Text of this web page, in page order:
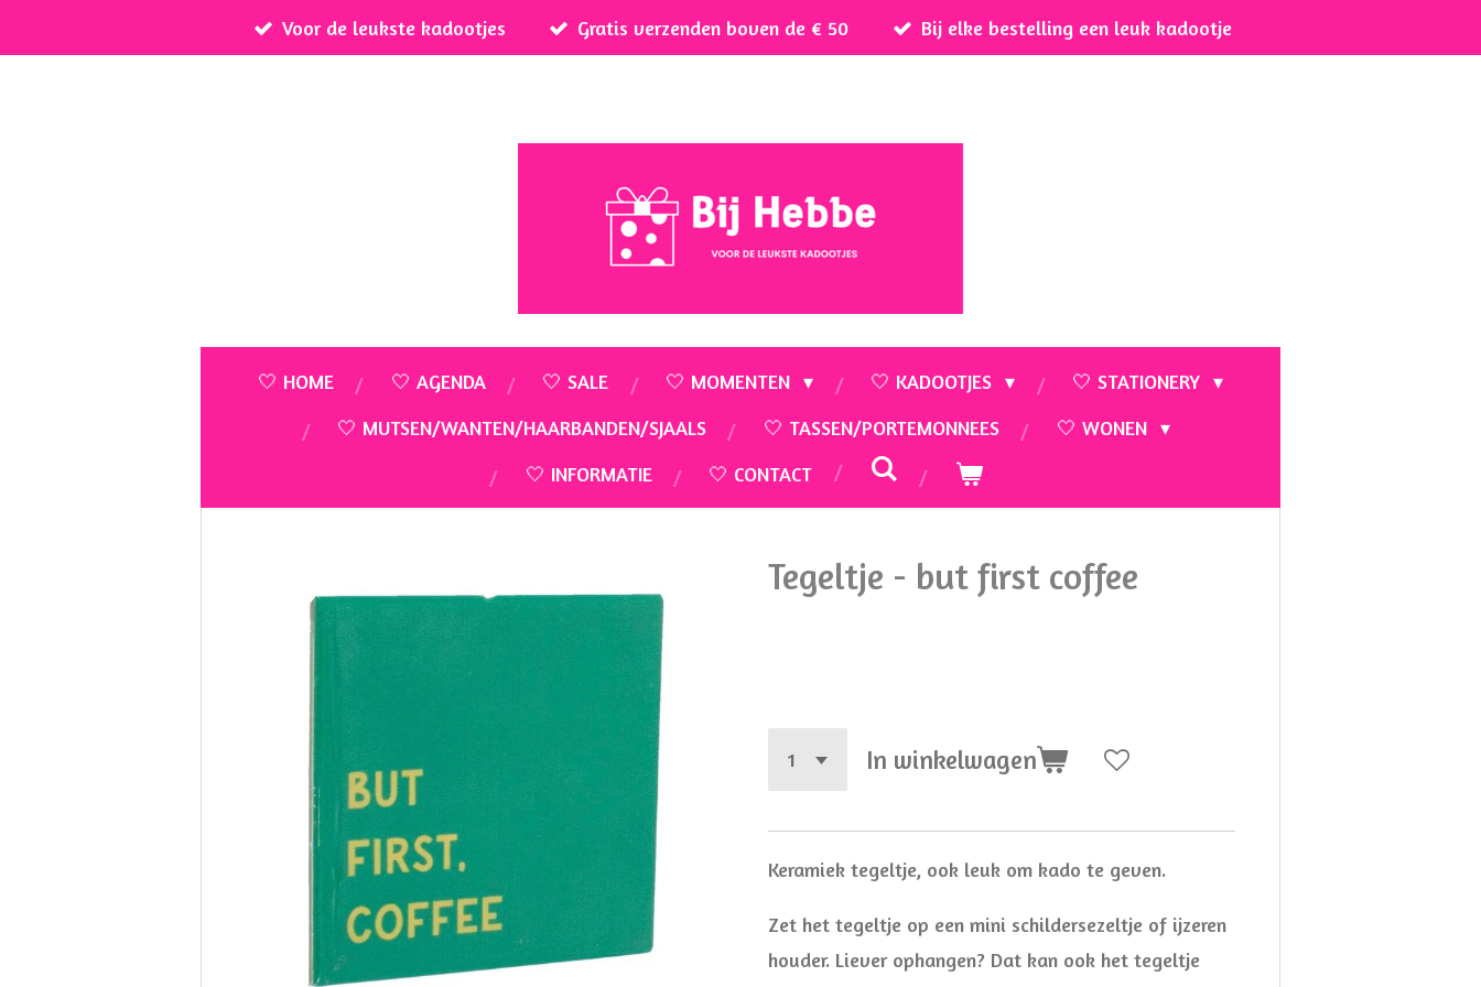
Voor de leukste kadootjes Gratis verzenden boven de € 50 Bij elke bestelling een leuk kadootje
🤍 HOME 🤍 AGENDA 🤍 SALE 🤍 MOMENTEN 🤍 KADOOTJES
🤍 STATIONERY
🤍 MUTSEN/WANTEN/HAARBANDEN/SJAALS
🤍 TASSEN/PORTEMONNEES
🤍 WONEN
🤍 INFORMATIE
🤍 CONTACT
Tegeltje - but first coffee
In winkelwagen
Keramiek tegeltje, ook leuk om kado te geven.
Zet het tegeltje op een mini schildersezeltje of ijzeren
houder. Liever ophangen? Dat kan ook het tegeltje